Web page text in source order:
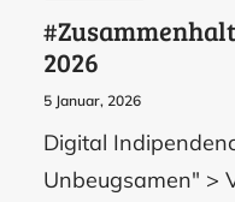
2026
5 Januar, 2026
Digital
Unbeugsamen" >